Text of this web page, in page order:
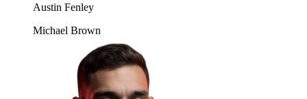
Austin Fenley
Michael Brown